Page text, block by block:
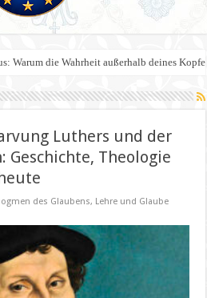
Warum die Wahrheit außerhalb deines
Luthers und der
Geschichte, Theologie
des Glaubens, Lehre und Glaube